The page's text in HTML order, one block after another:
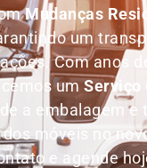
Mudanças
um
Com anos
umServiço
a embalagem e
móveis no
e agende